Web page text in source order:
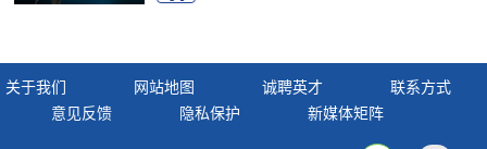
关于我们 网站地图 诚聘英才
联系方式
意见反馈
隐私保护 新媒体矩阵